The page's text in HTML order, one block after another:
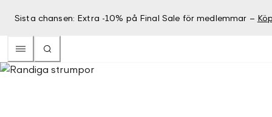
Sista chansen: Extra -10% på Final Sale för medlemmar –